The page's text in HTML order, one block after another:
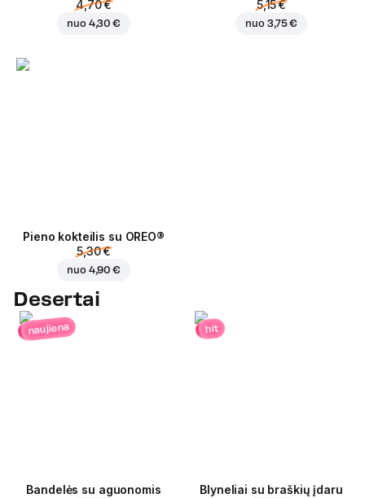
4,70 €
nuo 4,30 €
5,15 €
nuo 3,75 €
Pieno kokteilis su OREO®
5,30 €
nuo 4,90 €
Desertai
naujiena
Bandelės su aguonomis
hit
Blyneliai su braškių įdaru